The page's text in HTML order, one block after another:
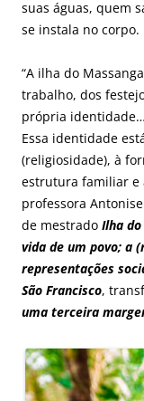
suas águas, quem
se instala no corpo.
“A ilha do
trabalho, dos
própria
Essa identidade
(religiosidade), à
estrutura familiar e
professora
de mestrado Ilha
vida de um povo; a
representações
São Francisco,
uma terceira